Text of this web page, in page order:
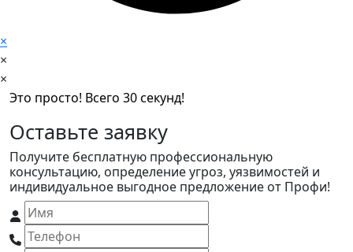
×
×
×
Это просто! Всего 30 секунд!
Оставьте заявку
Получите бесплатную профессиональную
консультацию, определение угроз, уязвимостей и
индивидуальное выгодное предложение от Профи!